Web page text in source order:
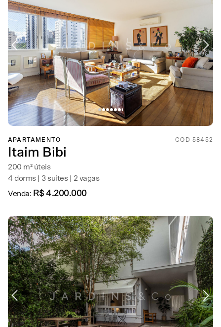
APARTAMENTO COD 58452
Itaim Bibi
200 m² úteis
4 dorms | 3 suítes | 2 vagas
Venda: R$ 4.200.000